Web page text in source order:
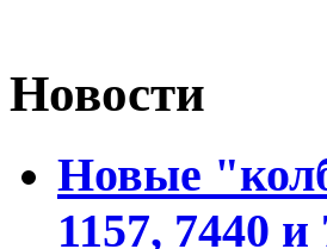
Новости
Новые
1157, 7440